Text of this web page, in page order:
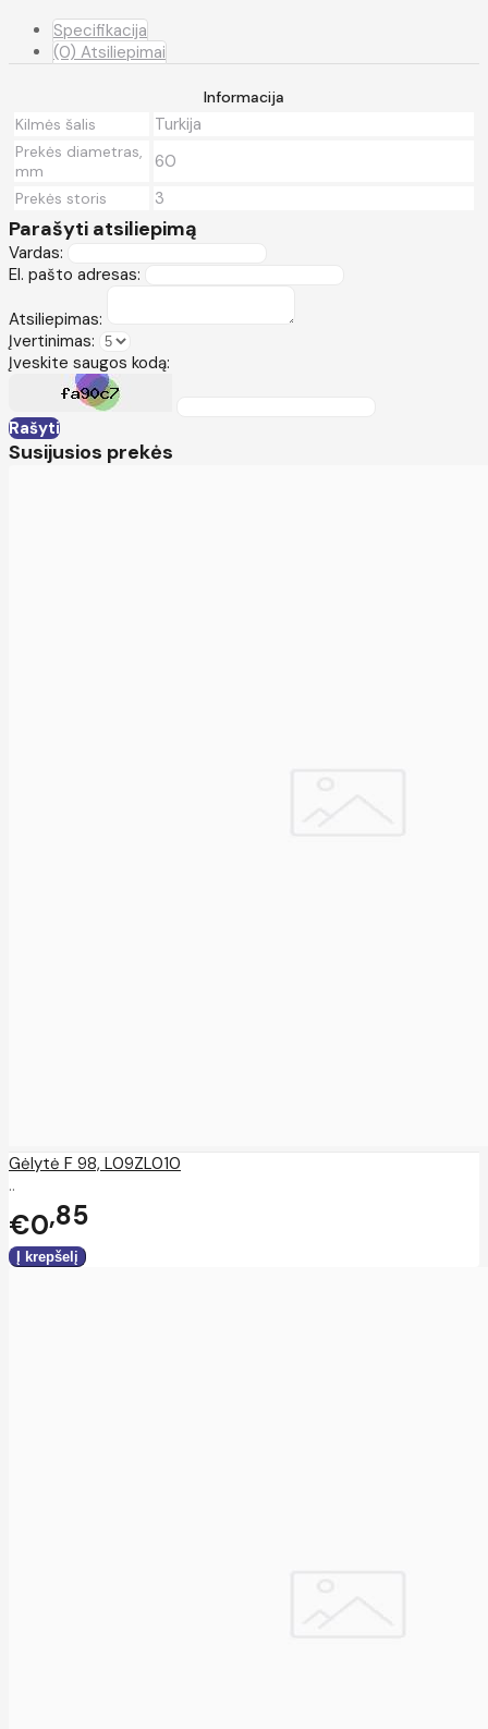
Specifikacija
(0) Atsiliepimai
Informacija
Kilmės šalis
Turkija
Prekės diametras,
mm
60
Prekės storis 3
Parašyti atsiliepimą
Vardas:
El. pašto adresas:
Atsiliepimas:
Įvertinimas:
Įveskite saugos kodą:
Rašyti
Susijusios prekės
Gėlytė F 98, L09ZL010
..
€0 85